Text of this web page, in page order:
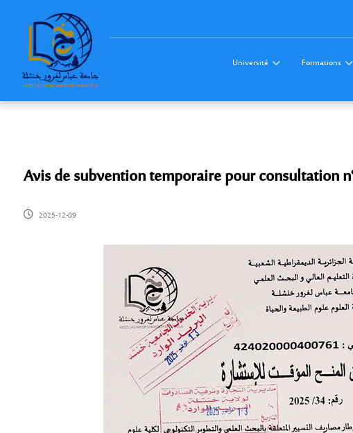
Université Formations
Avis de subvention temporaire pour consultation
2025-12-09